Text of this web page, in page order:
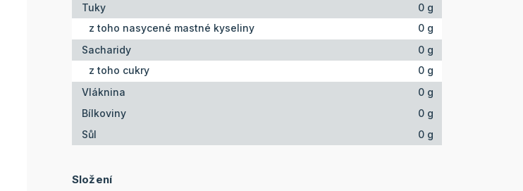
Tuky
0 g
z toho nasycené mastné kyseliny
0 g
Sacharidy
0 g
z toho cukry
0 g
Vláknina
0 g
Bílkoviny
0 g
Sůl
0 g
Složení